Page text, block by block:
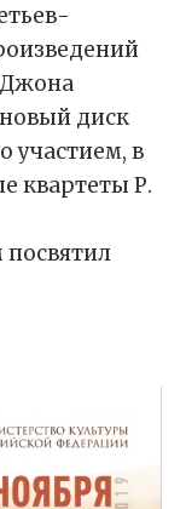
Джона
диск
участием, в
квартеты Р.